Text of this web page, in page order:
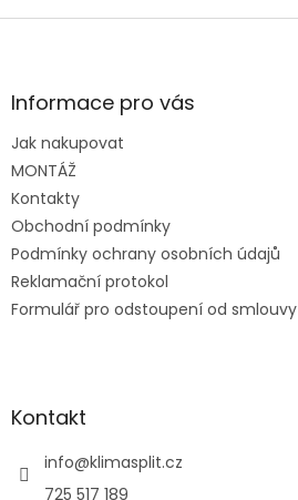
l
v
p
i
Z
aInformace pro vás
Jak nakupovat
MONTÁŽ
Kontakty
Obchodní podmínky
Podmínky ochrany osobních údajů
Reklamační protokol
Formulář pro odstoupení od smlouvy
Kontakt
info@klimasplit.cz
725 517 189